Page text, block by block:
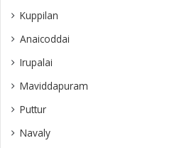
Kuppilan
Anaicoddai
Irupalai
Maviddapuram
Puttur
Navaly